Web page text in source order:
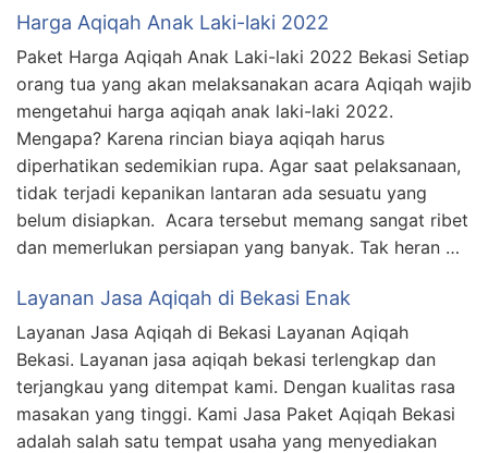
Harga Aqiqah Anak Laki-laki 2022
Paket Harga Aqiqah Anak Laki-laki 2022 Bekasi Setiap
orang tua yang akan melaksanakan acara Aqiqah wajib
mengetahui harga aqiqah anak laki-laki 2022.
Mengapa? Karena rincian biaya aqiqah harus
diperhatikan sedemikian rupa. Agar saat pelaksanaan,
tidak terjadi kepanikan lantaran ada sesuatu yang
belum disiapkan. Acara tersebut memang sangat ribet
dan memerlukan persiapan yang banyak. Tak heran …
Layanan Jasa Aqiqah di Bekasi Enak
Layanan Jasa Aqiqah di Bekasi Layanan Aqiqah
Bekasi. Layanan jasa aqiqah bekasi terlengkap dan
terjangkau yang ditempat kami. Dengan kualitas rasa
masakan yang tinggi. Kami Jasa Paket Aqiqah Bekasi
adalah salah satu tempat usaha yang menyediakan